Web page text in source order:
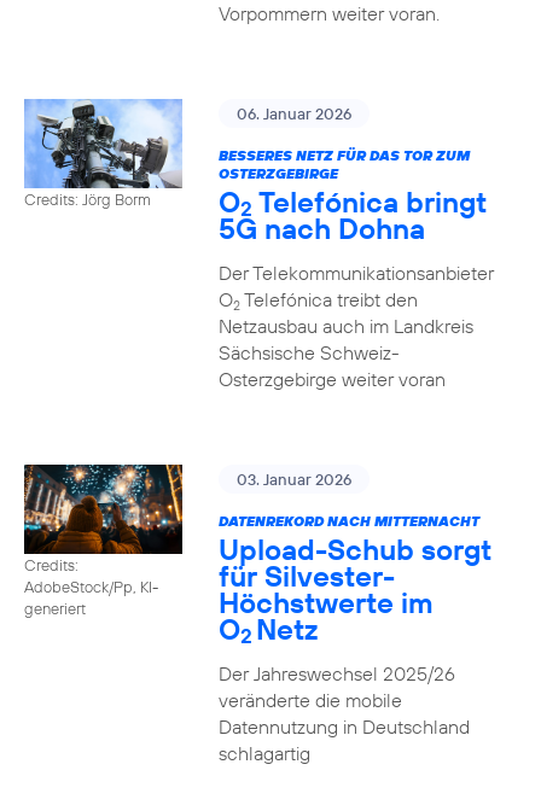
Vorpommern weiter voran.
Credits: Jörg Borm
06. Januar 2026
BESSERES NETZ FÜR DAS TOR ZUM
OSTERZGEBIRGE
O2 Telefónica bringt
5G nach Dohna
Der Telekommunikationsanbieter
O2Telefónica treibt den
Netzausbau auch im Landkreis
Sächsische Schweiz-
Osterzgebirge weiter voran
Credits:
AdobeStock/Pp, KI-
generiert
03. Januar 2026
DATENREKORD NACH MITTERNACHT
Upload-Schub sorgt
für Silvester-
Höchstwerte im
O2 Netz
Der Jahreswechsel 2025/26
veränderte die mobile
Datennutzung in Deutschland
schlagartig